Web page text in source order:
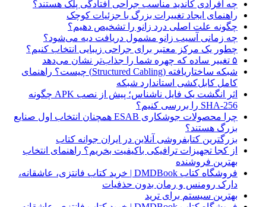
چه افرادی کاندید مناسب جراحی افتادگی پلک هستند؟
راهنمای ایجاد تغییرات بزرگ با جزئیات کوچک
چگونه علت اصلی درد زانو را تشخیص دهیم؟
چه زمانی آسیب زانو مشمول دریافت دیه می‌شود؟
چطور یک مرکز معتبر برای جراحی زیبایی انتخاب کنیم؟
۵ تغییر ساده که چهره شما را جذاب‌تر نشان می‌دهد
شبکه ساختاریافته (Structured Cabling) چیست؟ راهنمای
کامل کابل‌کشی استاندارد شبکه
اثر انگشت یک فایل ناشناس؛ پیش از نصب APK چگونه
SHA-256 را بررسی کنیم؟
چرا محصولات جوشکاری ESAB همچنان انتخاب اول صنایع
بزرگ هستند؟
بزرگترین کتابفروشی آنلاین در ایران جوانه کتاب
از کجا تجهیزات ترافیکی باکیفیت بخریم؟ راهنمای انتخاب
بهترین فروشنده
فروشگاه کتاب DMDBook | خرید کتاب فانتزی، عاشقانه،
دارک رومنس و رمان بدون حذفیات
بهترین سیستم برای ترید